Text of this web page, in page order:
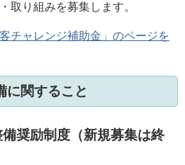
取り組みを募集します。
チャレンジ補助金」のページを
に関すること
奨励制度（新規募集は終